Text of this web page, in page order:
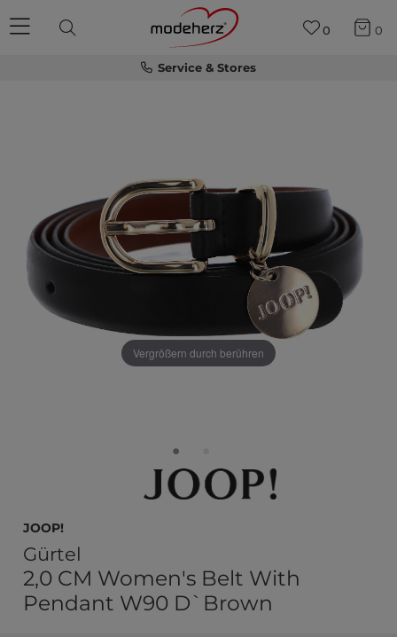
Service & Stores
0 0
Vergrößern durch berühren
JOOP!
Gürtel
2,0 CM Women's Belt With
Pendant W90 D`Brown